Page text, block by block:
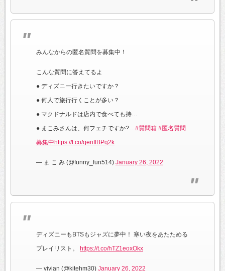
みんなからの匿名質問を募集中！
こんな質問に答えてるよ
● ディズニー行きたいですか？
● 何人で旅行行くことが多い？
● マクドナルドは店内で食べても持…
● まこみさんは、何フェチですか?…#質問箱 #匿名質問
募集中https://t.co/qenIlBPq2k
— ま こ み (@funny_fun514) January 26, 2022
ディズニーもBTSもジャズに夢中！ 寒い夜をあたためる
プレイリスト。 https://t.co/hTZ1eoxOkx
— vivian (@kitehm30) January 26, 2022